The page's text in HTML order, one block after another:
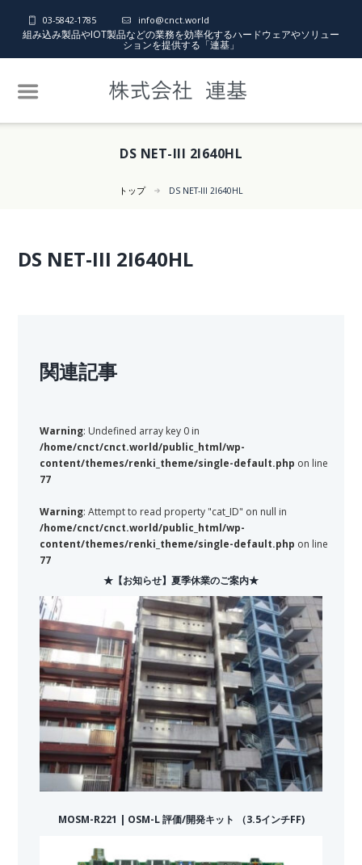
03-5842-1785 info@cnct.world
組み込み製品やIOT製品などの業務を効率化するハードウェアやソリュー
ションを提供する「連基」
DS NET-III 2I640HL
トップ DS NET-III 2I640HL
DS NET-III 2I640HL
関連記事
Warning: Undefined array key 0 in
/home/cnct/cnct.world/public_html/wp-
content/themes/renki_theme/single-default.php on line
77
Warning: Attempt to read property "cat_ID" on null in
/home/cnct/cnct.world/public_html/wp-
content/themes/renki_theme/single-default.php on line
77
★【お知らせ】夏季休業のご案内★
MOSM-R221 | OSM-L 評価/開発キット （3.5インチFF)